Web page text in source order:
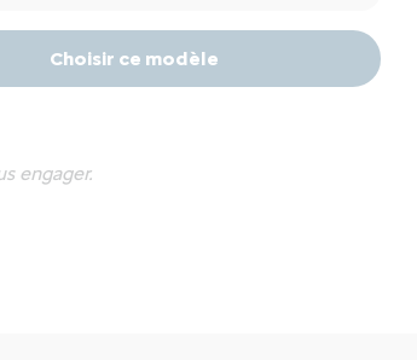
Choisir ce modèle
engager.